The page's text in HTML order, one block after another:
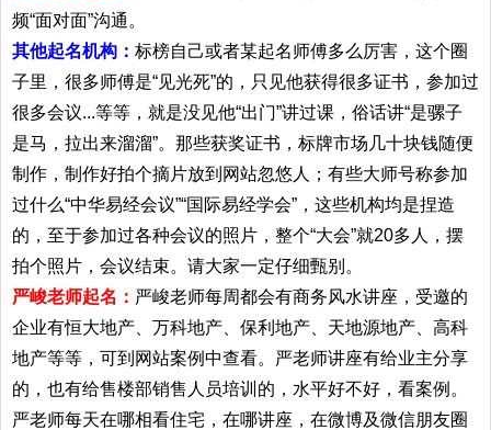
频“面对面”沟通。
其他起名机构： 标榜自己或者某起名师傅多么厉害，这个圈
子里，很多师傅是“见光死”的，只见他获得很多证书，参加过
很多会议...等等，就是没见他“出门”讲过课，俗话讲“是骡子
是马，拉出来溜溜”。那些获奖证书，标牌市场几十块钱随便
制作，制作好拍个摘片放到网站忽悠人；有些大师号称参加
过什么“中华易经会议”“国际易经学会”，这些机构均是捏造
的，至于参加过各种会议的照片，整个“大会”就20多人，摆
拍个照片，会议结束。请大家一定仔细甄别。
严峻老师起名： 严峻老师每周都会有商务风水讲座，受邀的
企业有恒大地产、万科地产、保利地产、天地源地产、高科
地产等等，可到网站案例中查看。严老师讲座有给业主分享
的，也有给售楼部销售人员培训的，水平好不好，看案例。
严老师每天在哪相看住宅，在哪讲座，在微博及微信朋友圈